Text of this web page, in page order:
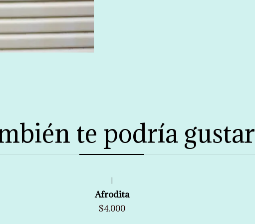
te podría gustar
Afrodita
$4.000